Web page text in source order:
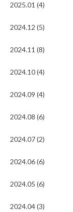
2025.01 (4)
2024.12 (5)
2024.11 (8)
2024.10 (4)
2024.09 (4)
2024.08 (6)
2024.07 (2)
2024.06 (6)
2024.05 (6)
2024.04 (3)